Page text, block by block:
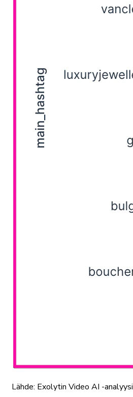
Lähde: Exolytin Video AI -analyysi